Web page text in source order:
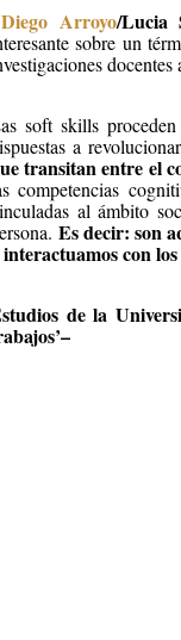
Diego Arroyo/Lucia
sobre un
docentes
soft skills
a
transitan entre el
competencias
al ámbito
Es decir: son
con
de la